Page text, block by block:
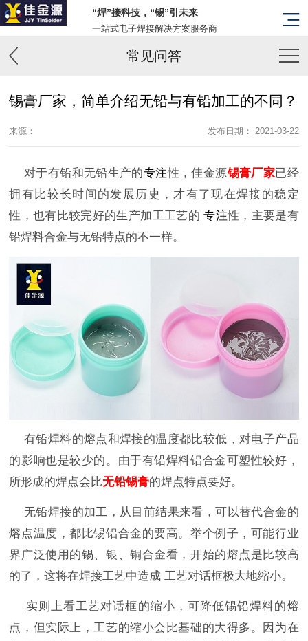
“焊”接科技，“锡”引未来
一站式电子焊接解决方案服务商
常见问答
锡膏厂家，简单介绍无铅与有铅加工的不同？
来源： 发布日期： 2021-03-22
对于有铅和无铅生产的专注性，佳金源锡膏厂家已经
拥有比较长时间的发展历史，才有了现在焊接的稳定
性，也有比较完好的生产加工工艺的专注性，主要是有
铅焊料合金与无铅特点的不一样。
有铅焊料的熔点和焊接的温度都比较低，对电子产品
的影响也是较少的。由于有铅焊料铝合金可塑性较好，
所形成的焊点会比无铅锡膏的焊点特点要好。
无铅焊接的加工，从目前结果来看，可以替代合金的
熔点温度，都比锡铝合金的要高。举个例子，可能行业
界广泛使用的锡、银、铜合金看，开始的熔点是比较高
的了，这将在焊接工艺中造成 工艺对话框极大地缩小。
实则上看工艺对话框的缩小，可降低锡铅焊料的熔
点，但实际上，工艺的缩小会比基础的大得多。因为在